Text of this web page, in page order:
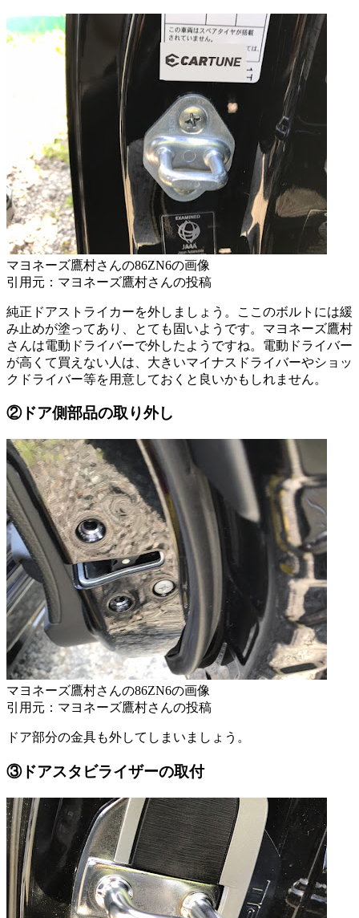
マヨネーズ鷹村さんの86ZN6の画像
引用元：マヨネーズ鷹村さんの投稿
純正ドアストライカーを外しましょう。ここのボルトには緩
み止めが塗ってあり、とても固いようです。マヨネーズ鷹村
さんは電動ドライバーで外したようですね。電動ドライバー
が高くて買えない人は、大きいマイナスドライバーやショッ
クドライバー等を用意しておくと良いかもしれません。
②ドア側部品の取り外し
マヨネーズ鷹村さんの86ZN6の画像
引用元：マヨネーズ鷹村さんの投稿
ドア部分の金具も外してしまいましょう。
③ドアスタビライザーの取付